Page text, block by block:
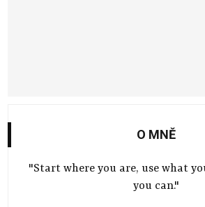
O MNĚ
"Start where you are, use what
you can."